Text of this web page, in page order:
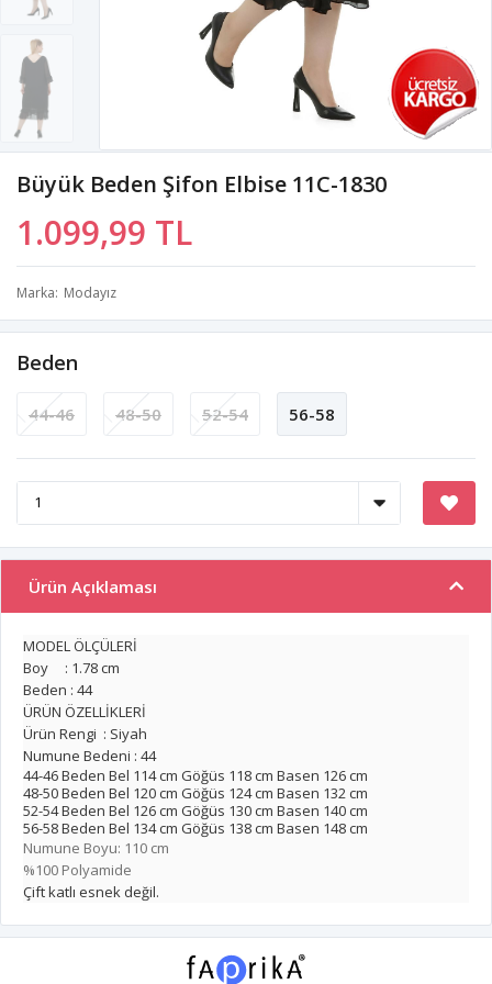
Büyük Beden Şifon Elbise 11C-1830
1.099,99 TL
Marka Modayız
Beden
44-46 48-50 52-54 56-58
Ürün Açıklaması
MODEL ÖLÇÜLERİ
Boy : 1.78 cm
Beden : 44
ÜRÜN ÖZELLİKLERİ
Ürün Rengi : Siyah
Numune Bedeni : 44
44-46 Beden Bel 114 cm Göğüs 118 cm Basen 126 cm
48-50 Beden Bel 120 cm Göğüs 124 cm Basen 132 cm
52-54 Beden Bel 126 cm Göğüs 130 cm Basen 140 cm
56-58 Beden Bel 134 cm Göğüs 138 cm Basen 148 cm
Numune Boyu: 110 cm
%100 Polyamide
Çift katlı esnek değil.